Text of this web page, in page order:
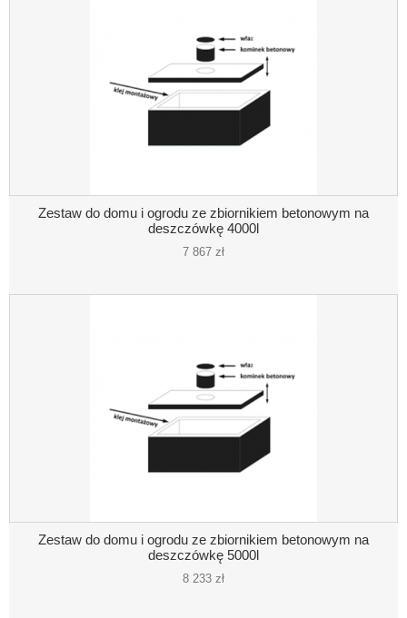
Zestaw do domu i ogrodu ze zbiornikiem betonowym na
deszczówkę 4000l
7 867 zł
Zestaw do domu i ogrodu ze zbiornikiem betonowym na
deszczówkę 5000l
8 233 zł